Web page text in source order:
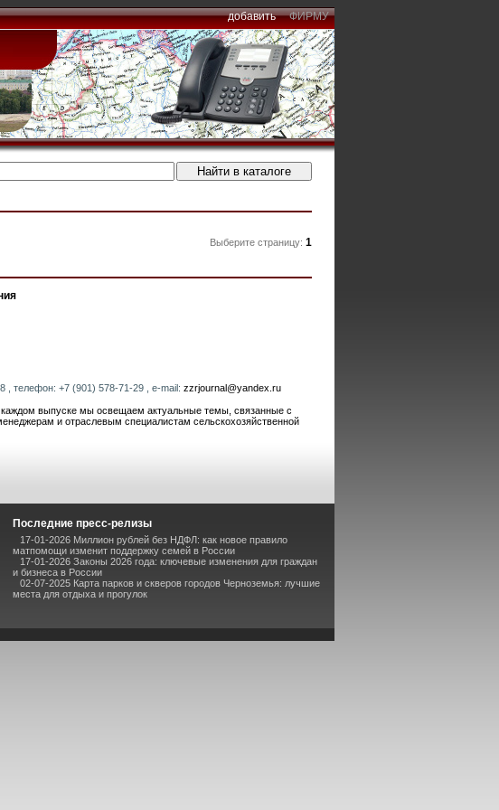
добавить ФИРМУ
Выберите страницу: 1
телефон: +7 (901) 578-71-29 , e-mail: zzrjournal@yandex.ru
выпуске мы освещаем актуальные темы, связанные с
и отраслевым специалистам сельскохозяйственной
Последние пресс-релизы
17-01-2026 Миллион рублей без НДФЛ: как новое правило
матпомощи изменит поддержку семей в России
17-01-2026 Законы 2026 года: ключевые изменения для граждан
и бизнеса в России
02-07-2025 Карта парков и скверов городов Черноземья: лучшие
места для отдыха и прогулок